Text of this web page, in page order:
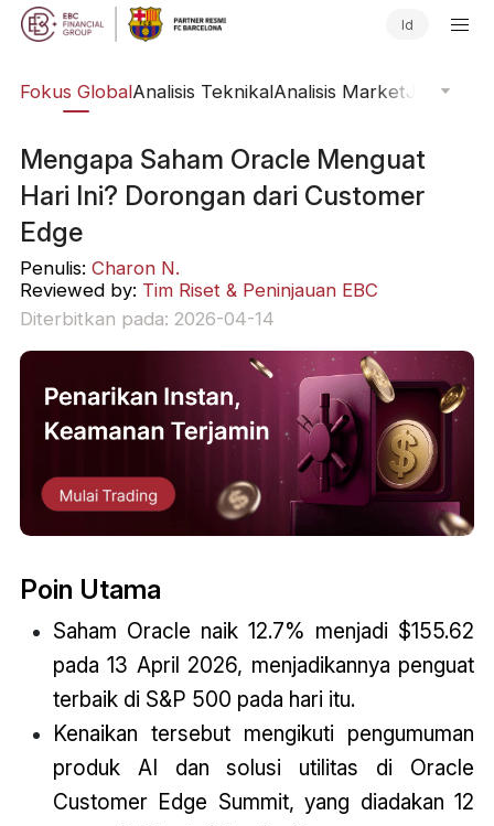
Id
Fokus GlobalAnalisis TeknikalAnalisis MarketJurnal
Mengapa Saham Oracle Menguat
Hari Ini? Dorongan dari Customer
Edge
Penulis: Charon N.
Reviewed by: Tim Riset & Peninjauan EBC
Diterbitkan pada: 2026-04-14
Poin Utama
Saham Oracle naik 12.7% menjadi $155.62
pada 13 April 2026, menjadikannya penguat
terbaik di S&P 500 pada hari itu.
Kenaikan tersebut mengikuti pengumuman
produk AI dan solusi utilitas di Oracle
Customer Edge Summit, yang diadakan 12